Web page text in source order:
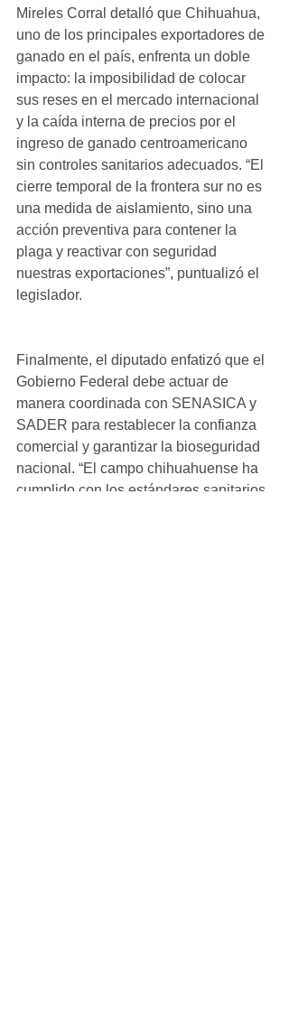
Mireles Corral detalló que Chihuahua,
uno de los principales exportadores de
ganado en el país, enfrenta un doble
impacto: la imposibilidad de colocar
sus reses en el mercado internacional
y la caída interna de precios por el
ingreso de ganado centroamericano
sin controles sanitarios adecuados. “El
cierre temporal de la frontera sur no es
una medida de aislamiento, sino una
acción preventiva para contener la
plaga y reactivar con seguridad
nuestras exportaciones”, puntualizó el
legislador.
Finalmente, el diputado enfatizó que el
Gobierno Federal debe actuar de
manera coordinada con SENASICA y
SADER para restablecer la confianza
comercial y garantizar la bioseguridad
nacional. “El campo chihuahuense ha
cumplido con los estándares sanitarios